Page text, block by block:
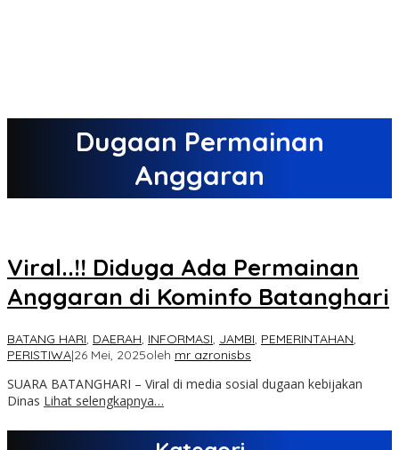
Dugaan Permainan
Anggaran
Viral..!! Diduga Ada Permainan
Anggaran di Kominfo Batanghari
BATANG HARI, DAERAH, INFORMASI, JAMBI, PEMERINTAHAN,
PERISTIWA|26 Mei, 2025oleh mr azronisbs
SUARA BATANGHARI – Viral di media sosial dugaan kebijakan
Dinas Lihat selengkapnya…